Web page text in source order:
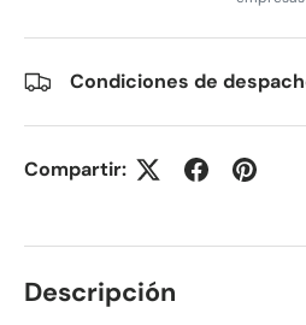
Condiciones de
Compartir:
Descripción